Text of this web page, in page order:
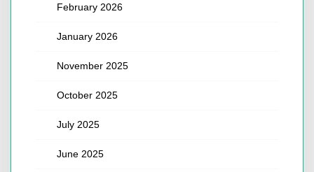
February 2026
January 2026
November 2025
October 2025
July 2025
June 2025